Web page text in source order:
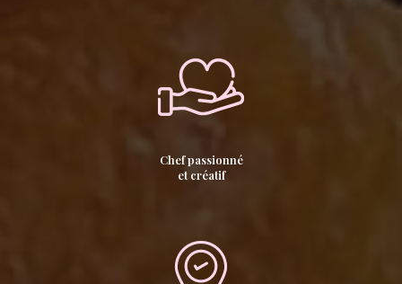
Chef passionné
et créatif